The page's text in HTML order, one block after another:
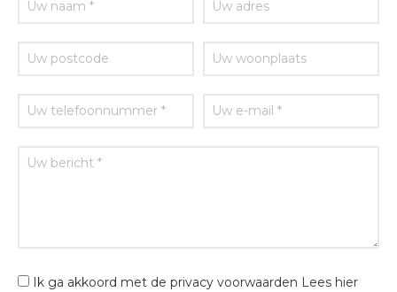
Ik ga akkoord met de privacy voorwaarden Lees hier